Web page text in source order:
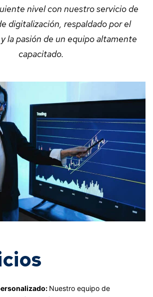
nivel con nuestro servicio de
digitalización, respaldado por el
la pasión de un equipo altamente
capacitado.
Nuestro equipo de